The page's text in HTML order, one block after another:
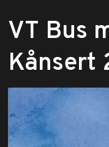
VT Bus
Kånsert